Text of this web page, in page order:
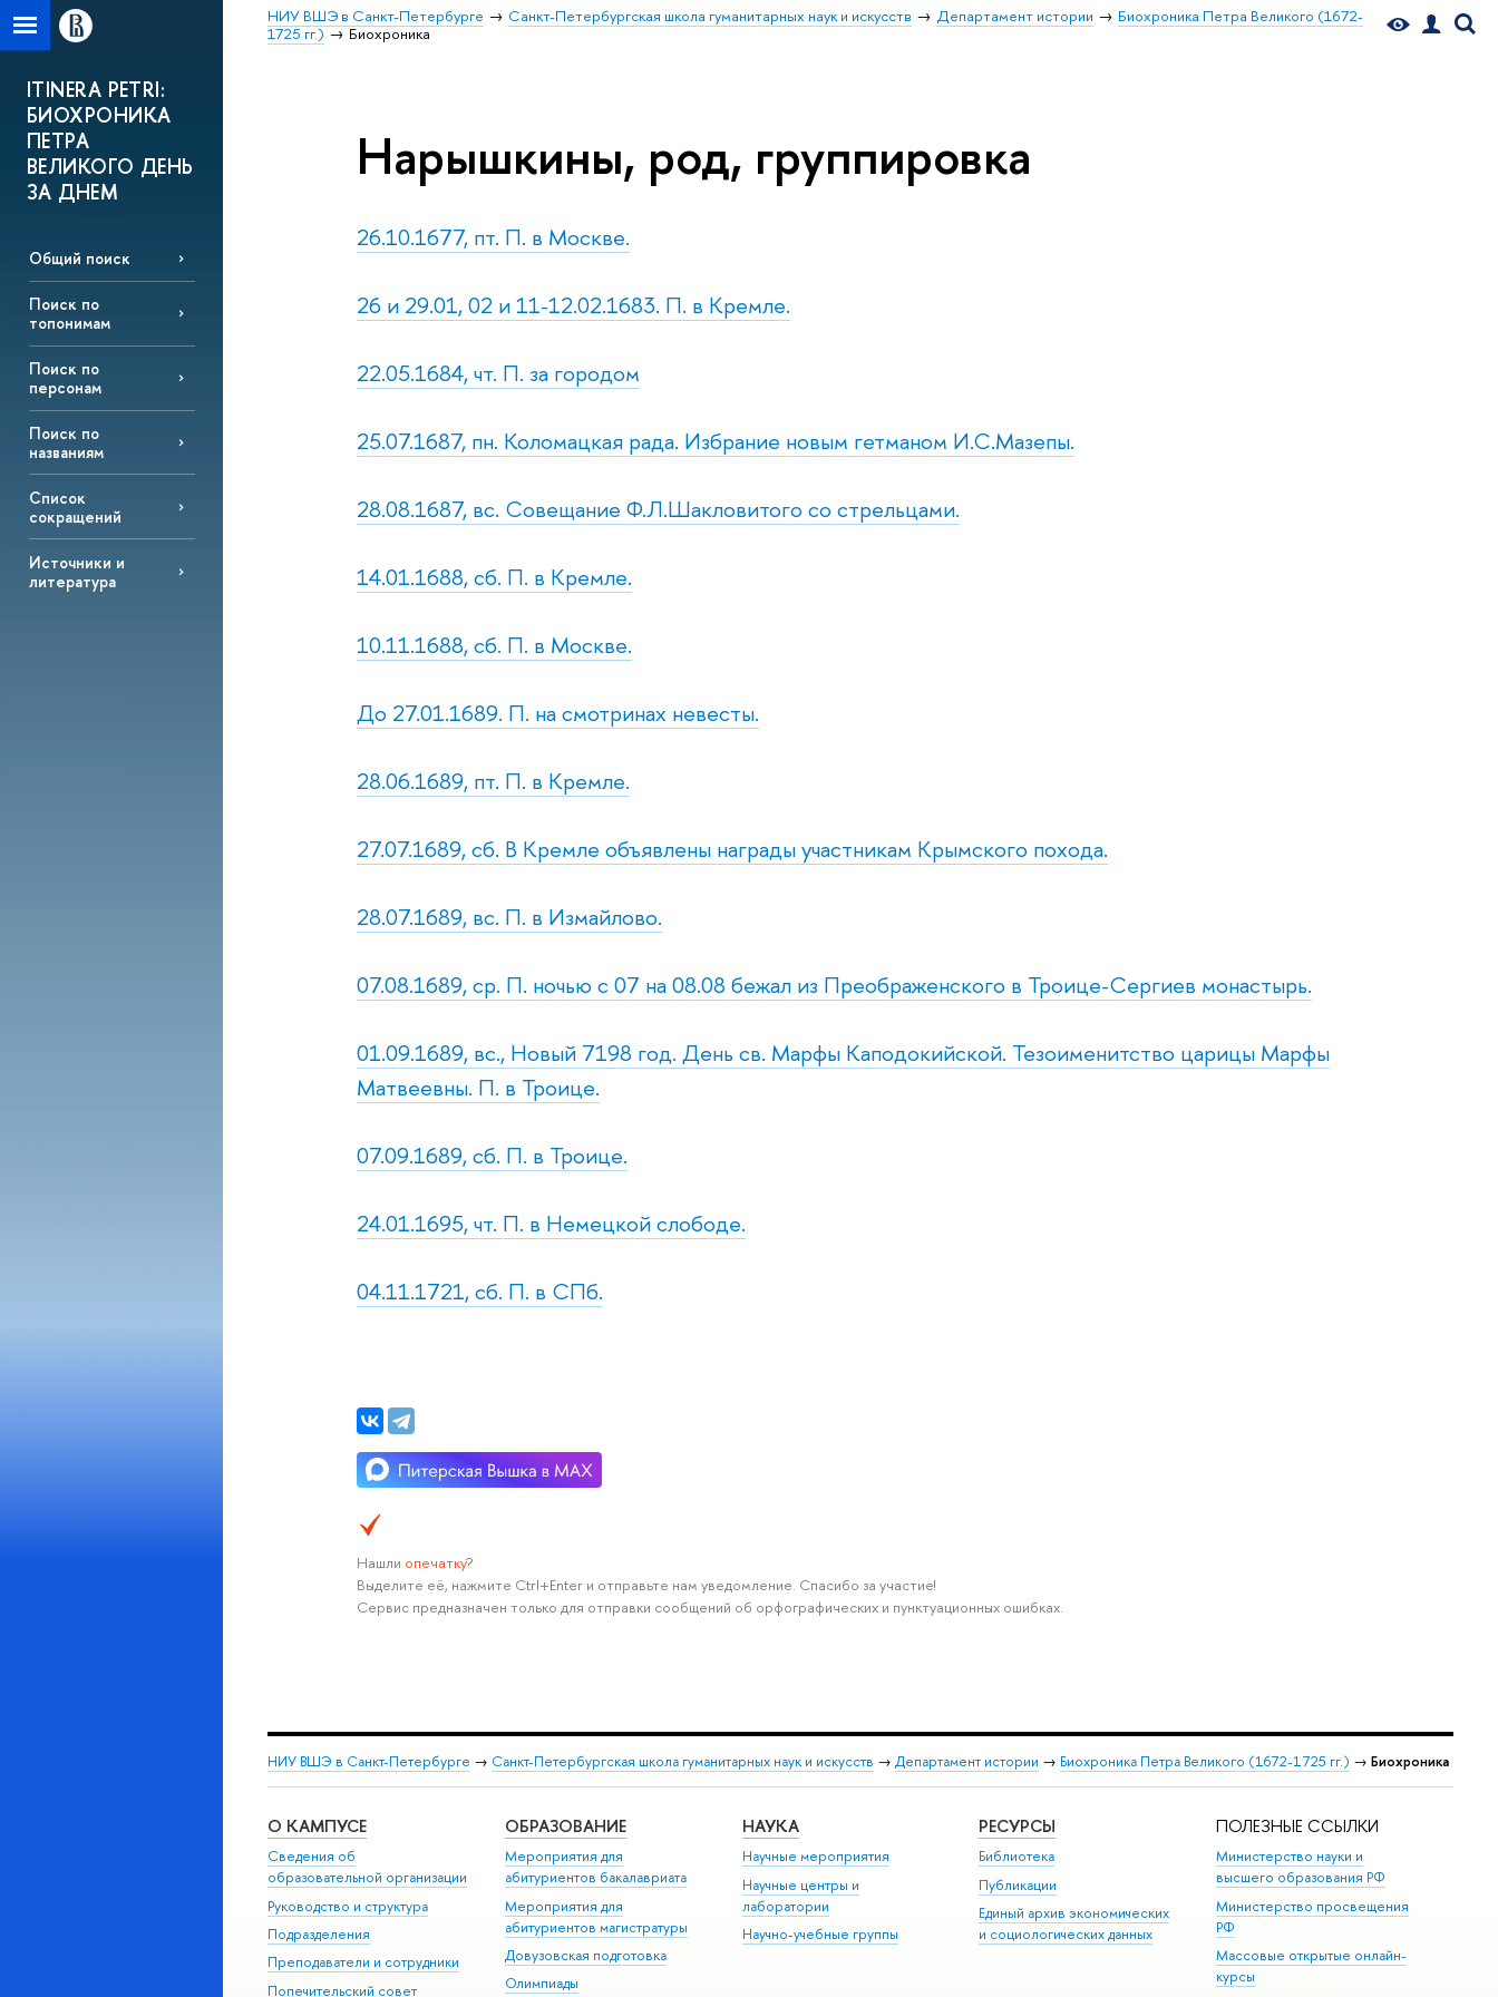
НИУ ВШЭ в Санкт-Петербурге Санкт-Петербургская школа гуманитарных наук и искусств Департамент истории
Биохроника Петра Великого (1672-
1725 гг.)
Биохроника
ITINERA PETRI:
БИОХРОНИКА
ПЕТРА
ВЕЛИКОГО ДЕНЬ
ЗА ДНЕМ
Общий поиск
Поиск по
топонимам
Поиск по
персонам
Поиск по
названиям
Список
сокращений
Источники и
литература
Нарышкины, род, группировка
26.10.1677, пт. П. в Москве.
26 и 29.01, 02 и 11-12.02.1683. П. в Кремле.
22.05.1684, чт. П. за городом
25.07.1687, пн. Коломацкая рада. Избрание новым гетманом И.С.Мазепы.
28.08.1687, вс. Совещание Ф.Л.Шакловитого со стрельцами.
14.01.1688, сб. П. в Кремле.
10.11.1688, сб. П. в Москве.
До 27.01.1689. П. на смотринах невесты.
28.06.1689, пт. П. в Кремле.
27.07.1689, сб. В Кремле объявлены награды участникам Крымского похода.
28.07.1689, вс. П. в Измайлово.
07.08.1689, ср. П. ночью с 07 на 08.08 бежал из Преображенского в Троице-Сергиев монастырь.
01.09.1689, вс., Новый 7198 год. День св. Марфы Каподокийской. Тезоименитство царицы Марфы
Матвеевны. П. в Троице.
07.09.1689, сб. П. в Троице.
24.01.1695, чт. П. в Немецкой слободе.
04.11.1721, сб. П. в СПб.
Нашли опечатку?
Выделите её, нажмите Ctrl+Enter и отправьте нам уведомление. Спасибо за участие!
Сервис предназначен только для отправки сообщений об орфографических и пунктуационных ошибках.
НИУ ВШЭ в Санкт-Петербурге → Санкт-Петербургская школа гуманитарных наук и искусств → Департамент истории → Биохроника Петра Великого (1672-1725 гг.) → Биохроника
О КАМПУСЕ
Сведения об
образовательной организации
Руководство и структура
Подразделения
Преподаватели и сотрудники
Попечительский совет
ОБРАЗОВАНИЕ
Мероприятия для
абитуриентов бакалавриата
Мероприятия для
абитуриентов магистратуры
Довузовская подготовка
Олимпиады
НАУКА
Научные мероприятия
Научные центры и
лаборатории
Научно-учебные группы
РЕСУРСЫ
Библиотека
Публикации
Единый архив экономических
и социологических данных
ПОЛЕЗНЫЕ ССЫЛКИ
Министерство науки и
высшего образования РФ
Министерство просвещения
РФ
Массовые открытые онлайн-
курсы